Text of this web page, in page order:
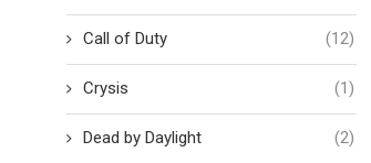
Call of Duty (12)
Crysis (1)
Dead by Daylight (2)